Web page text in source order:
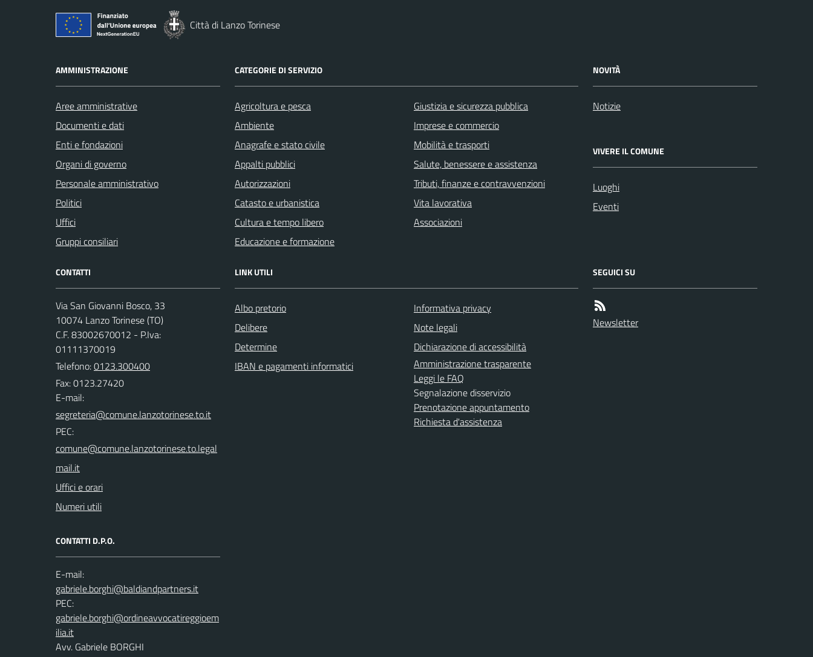
Città di Lanzo Torinese
AMMINISTRAZIONE
Aree amministrative
Documenti e dati
Enti e fondazioni
Organi di governo
Personale amministrativo
Politici
Uffici
Gruppi consiliari
CATEGORIE DI SERVIZIO
Agricoltura e pesca
Ambiente
Anagrafe e stato civile
Appalti pubblici
Autorizzazioni
Catasto e urbanistica
Cultura e tempo libero
Educazione e formazione
Giustizia e sicurezza pubblica
Imprese e commercio
Mobilità e trasporti
Salute, benessere e assistenza
Tributi, finanze e contravvenzioni
Vita lavorativa
Associazioni
NOVITÀ
Notizie
VIVERE IL COMUNE
Luoghi
Eventi
CONTATTI
Via San Giovanni Bosco, 33
10074 Lanzo Torinese (TO)
C.F. 83002670012 - P.Iva:
01111370019
Telefono:0123.300400
Fax: 0123.27420
E-mail:
PEC:
Uffici e orari
Numeri utili
CONTATTI D.P.O.
E-mail:
PEC:
Avv. Gabriele BORGHI
LINK UTILI
Albo pretorio
Delibere
Determine
IBAN e pagamenti informatici
Informativa privacy
Note legali
Dichiarazione di accessibilità
Amministrazione trasparente
Leggi le FAQ
Segnalazione disservizio
Prenotazione appuntamento
Richiesta d'assistenza
SEGUICI SU
Newsletter